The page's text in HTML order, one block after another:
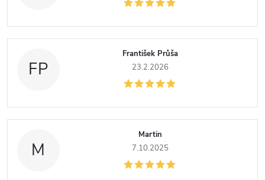
o
d
o
FP
František Průša
23.2.2026
M
Martin
7.10.2025